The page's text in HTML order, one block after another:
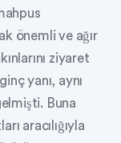
önemli ve ağır
ziyaret
yanı, aynı
Buna
aracılığıyla